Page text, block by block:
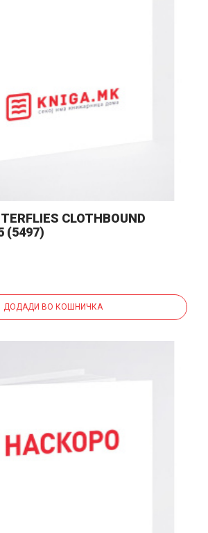
CLOTHBOUND
(5497)
ДОДАДИ ВО КОШНИЧКА